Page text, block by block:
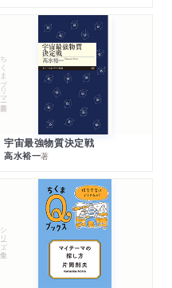
ちくまプリマー新書
宇宙最強物質決定戦
高水裕一著
シリーズ・全集